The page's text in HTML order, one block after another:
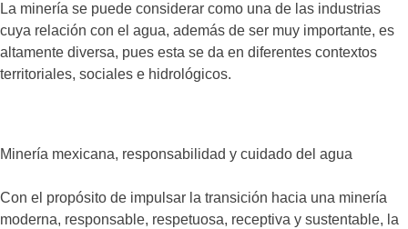
La minería se puede considerar como una de las industrias
cuya relación con el agua, además de ser muy importante, es
altamente diversa, pues esta se da en diferentes contextos
territoriales, sociales e hidrológicos.
Minería mexicana, responsabilidad y cuidado del agua
Con el propósito de impulsar la transición hacia una minería
moderna, responsable, respetuosa, receptiva y sustentable, la